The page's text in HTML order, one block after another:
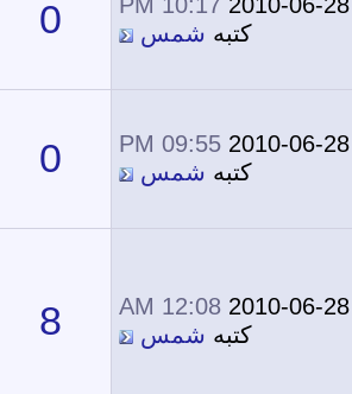
كتبه شمس 0
2010-06-28
09:55 PM
كتبه شمس 0
2010-06-28
12:08 AM
كتبه شمس 8